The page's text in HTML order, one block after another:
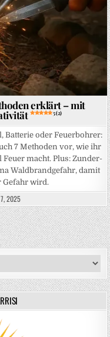
erklärt – mit
5 (2)
Batterie oder Feuerbohrer:
7 Methoden vor, wie ihr
macht. Plus: Zunder-
Waldbrandgefahr, damit
Gefahr wird.
2025